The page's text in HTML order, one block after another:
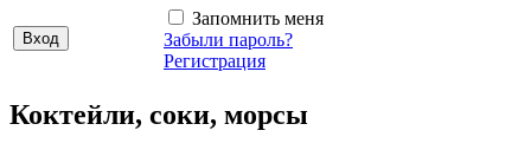
Запомнить меня
Забыли пароль?
Регистрация
Коктейли, соки, морсы